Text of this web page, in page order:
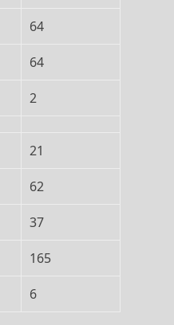
64
64
2
21
62
37
165
6